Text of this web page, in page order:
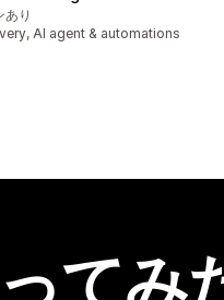
あり
AI agent & automations
てみ